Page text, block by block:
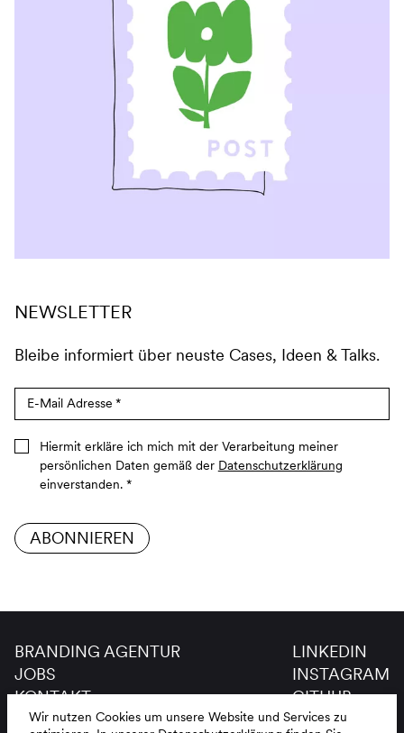
Wir nutzen Cookies um unsere Website und Services zu
NEWSLETTER
Bleibe informiert über neuste Cases, Ideen & Talks.
E-Mail Adresse *
Hiermit erkläre ich mich mit der Verarbeitung meiner
persönlichen Daten gemäß der Datenschutzerklärung
einverstanden. *
ABONNIEREN
BRANDING AGENTUR
JOBS
KONTAKT
GLOSSAR
LINKEDIN
INSTAGRAM
GITHUB